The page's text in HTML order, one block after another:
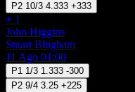
P2 10/3 4.333 +333
+ 1
John Higgins
Stuart Bingham
11 Ago 01:00
P1 1/3 1.333 -300
P2 9/4 3.25 +225